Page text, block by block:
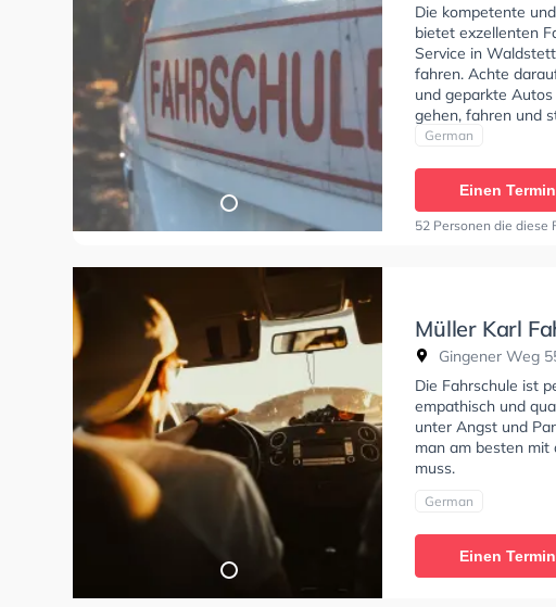
Die kompetente
bietet exzellenten
Service in
fahren. Achte
und geparkte
gehen, fahren und
Bedingungen um
Mofa -
online-theorie
theoretische
können einen
German
Einen
52 Personen die diese
Müller Karl
Gingener Weg
Die Fahrschule ist
empathisch und
unter Angst und
man am besten
muss.
German
Einen